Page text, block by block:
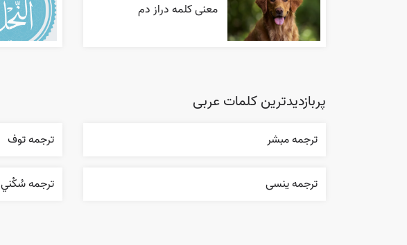
معنی کلمه دراز دم
پربازدیدترین کلمات عربی
ترجمه مبشر ترجمه توف
ترجمه ینسی ترجمه سُکْني